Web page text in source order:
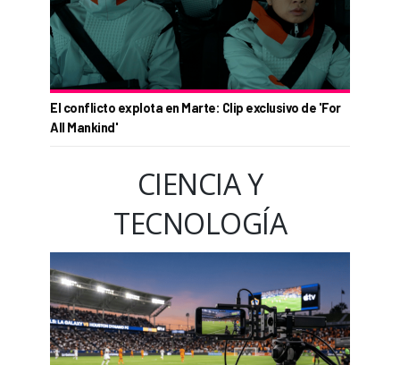
El conflicto explota en Marte: Clip exclusivo de 'For
All Mankind'
CIENCIA Y
TECNOLOGÍA